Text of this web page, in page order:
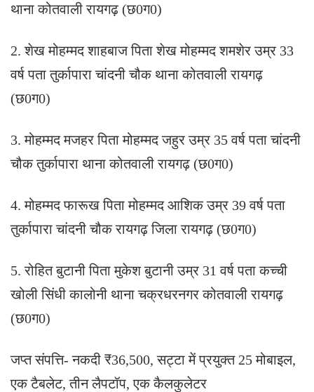
थाना कोतवाली रायगढ़ (छ0ग0)
2. शेख मोहम्मद शाहबाज पिता शेख मोहम्मद शमशेर उम्र 33
वर्ष पता तुर्कापारा चांदनी चौक थाना कोतवाली रायगढ़
(छ0ग0)
3. मोहम्मद मजहर पिता मोहम्मद जहुर उम्र 35 वर्ष पता चांदनी
चौक तुर्कापारा थाना कोतवाली रायगढ़ (छ0ग0)
4. मोहम्मद फारूख पिता मोहम्मद आशिक उम्र 39 वर्ष पता
तुर्कापारा चांदनी चौक रायगढ़ जिला रायगढ़ (छ0ग0)
5. रोहित बुटानी पिता मुकेश बुटानी उम्र 31 वर्ष पता कच्ची
खोली सिंधी कालोनी थाना चक्रधरनगर कोतवाली रायगढ़
(छ0ग0)
जप्त संपत्ति- नकदी ₹36,500, सट्टा में प्रयुक्त 25 मोबाइल,
एक टैबलेट, तीन लैपटॉप, एक कैलकुलेटर